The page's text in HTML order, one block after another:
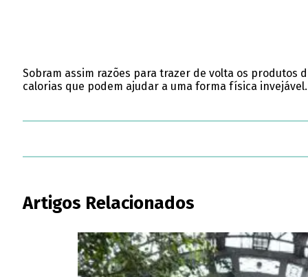
Sobram assim razões para trazer de volta os produtos
calorias que podem ajudar a uma forma física invejável.
Artigos Relacionados